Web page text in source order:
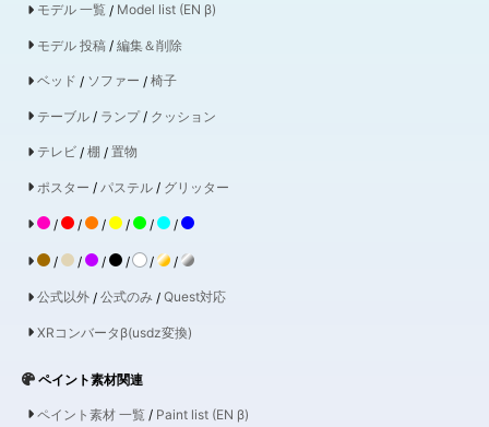
モデル 一覧 / Model list (EN β)
モデル 投稿 / 編集＆削除
ベッド / ソファー / 椅子
テーブル / ランプ/ クッション
テレビ / 棚 / 置物
ポスター / パステル / グリッター
/ / / / / /
/ / / / / /
公式以外 / 公式のみ / Quest対応
XRコンバータβ(usdz変換)
ペイント素材関連
ペイント素材 一覧 / Paint list (EN β)